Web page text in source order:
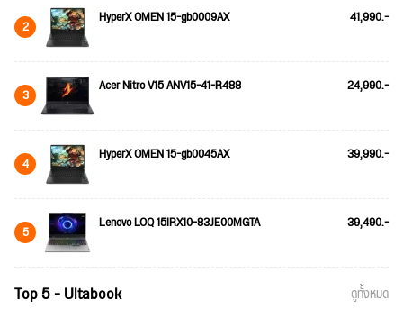
2 HyperX OMEN 15-gb0009AX 41,990.-
3 Acer Nitro V15 ANV15-41-R488 24,990.-
4 HyperX OMEN 15-gb0045AX 39,990.-
5 Lenovo LOQ 15IRX10-83JE00MGTA 39,490.-
Top 5 - Ultabook ดูทั้งหมด